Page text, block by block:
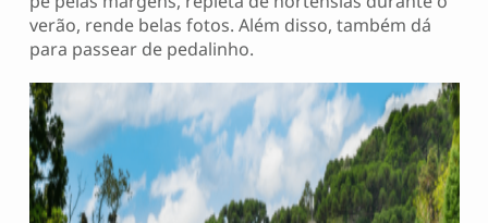
verão, rende belas fotos. Além disso, também dá
para passear de pedalinho.